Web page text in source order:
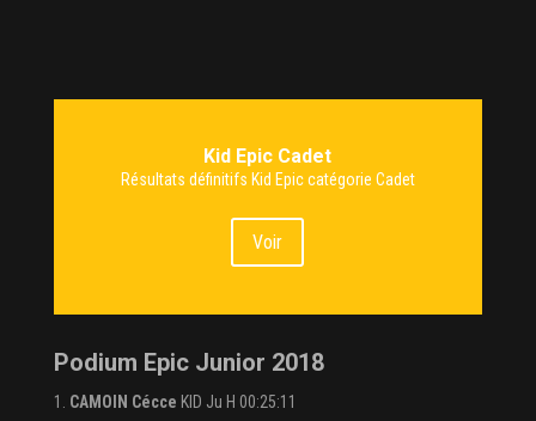
Kid Epic Cadet
Résultats définitifs Kid Epic catégorie Cadet
Voir
Podium Epic Junior 2018
CAMOIN Cécce KID Ju H 00:25:11